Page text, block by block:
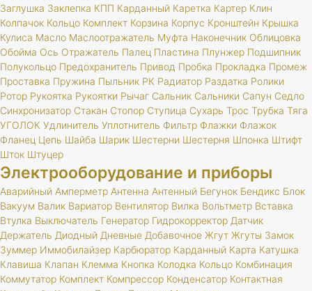
Заглушка Заклепка КПП Карданный Каретка Картер Клин
Колпачок Кольцо Комплект Корзина Корпус Кронштейн Крышка
Кулиса Масло Маслоотражатель Муфта Наконечник Облицовка
Обойма Ось Отражатель Палец Пластина Плунжер Подшипник
Полукольцо Предохранитель Привод Пробка Прокладка Промеж
Проставка Пружина Пыльник РК Радиатор Раздатка Ролики
Ротор Рукоятка Рукоятки Рычаг Сальник Сальники Сапун Седло
Синхронизатор Стакан Стопор Ступица Сухарь Трос Трубка Тяга
УГОЛОК Удлинитель Уплотнитель Фильтр Флажки Флажок
Фланец Цепь Шайба Шарик Шестерни Шестерня Шпонка Штифт
Шток Штуцер
Электрооборудование и приборы
Аварийный Амперметр Антенна Антенный Бегунок Бендикс Блок
Вакуум Валик Вариатор Вентилятор Вилка Вольтметр Вставка
Втулка Выключатель Генератор Гидрокорректор Датчик
Держатель Диодный Дневные Добавочное Жгут Жгуты Замок
Зуммер Иммобилайзер Карбюратор Карданный Карта Катушка
Клавиша Клапан Клемма Кнопка Колодка Кольцо Комбинация
Коммутатор Комплект Компрессор Конденсатор Контактная